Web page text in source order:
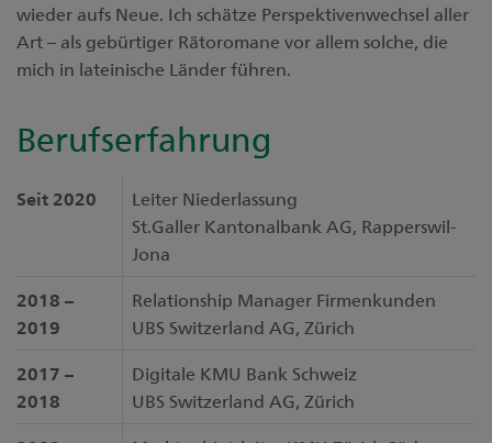
wieder aufs Neue. Ich schätze Perspektivenwechsel aller
Art – als gebürtiger Rätoromane vor allem solche, die
mich in lateinische Länder führen.
Berufserfahrung
Seit 2020
Leiter Niederlassung
St.Galler Kantonalbank AG, Rapperswil-
Jona
2018 –
2019
Relationship Manager Firmenkunden
UBS Switzerland AG, Zürich
2017 –
2018
Digitale KMU Bank Schweiz
UBS Switzerland AG, Zürich